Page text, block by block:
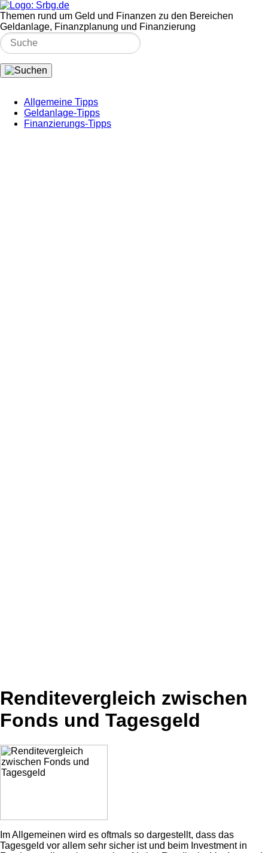
Themen rund um Geld und Finanzen zu den Bereichen
Geldanlage, Finanzplanung und Finanzierung
Allgemeine Tipps
Geldanlage-Tipps
Finanzierungs-Tipps
Renditevergleich zwischen
Fonds und Tagesgeld
Im Allgemeinen wird es oftmals so dargestellt, dass das
Tagesgeld vor allem sehr sicher ist und beim Investment in